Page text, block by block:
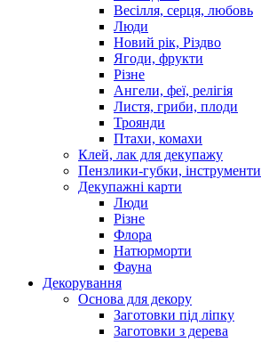
Весілля, серця, любовь
Люди
Новий рік, Різдво
Ягоди, фрукти
Різне
Ангели, феї, релігія
Листя, гриби, плоди
Троянди
Птахи, комахи
Клей, лак для декупажу
Пензлики-губки, інструменти
Декупажні карти
Люди
Різне
Флора
Натюрморти
Фауна
Декорування
Основа для декору
Заготовки під ліпку
Заготовки з дерева